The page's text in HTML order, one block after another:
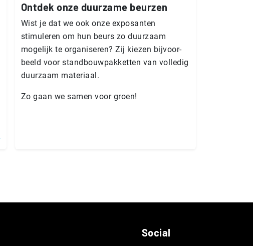
Ontdek onze duurzame beurzen
Wist je dat we ook onze exposanten
stimuleren om hun beurs zo duurzaam
mogelijk te organiseren? Zij kiezen bij­voor­
beeld voor stand­bouw­pak­ket­ten van volledig
duurzaam materiaal.
Zo gaan we samen voor groen!
Social